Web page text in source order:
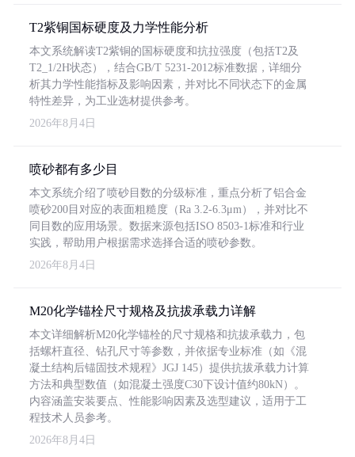
T2紫铜国标硬度及力学性能分析
本文系统解读T2紫铜的国标硬度和抗拉强度（包括T2及
T2_1/2H状态），结合GB/T 5231-2012标准数据，详细分
析其力学性能指标及影响因素，并对比不同状态下的金属
特性差异，为工业选材提供参考。
2026年8月4日
喷砂都有多少目
本文系统介绍了喷砂目数的分级标准，重点分析了铝合金
喷砂200目对应的表面粗糙度（Ra 3.2-6.3μm），并对比不
同目数的应用场景。数据来源包括ISO 8503-1标准和行业
实践，帮助用户根据需求选择合适的喷砂参数。
2026年8月4日
M20化学锚栓尺寸规格及抗拔承载力详解
本文详细解析M20化学锚栓的尺寸规格和抗拔承载力，包
括螺杆直径、钻孔尺寸等参数，并依据专业标准（如《混
凝土结构后锚固技术规程》JGJ 145）提供抗拔承载力计算
方法和典型数值（如混凝土强度C30下设计值约80kN）。
内容涵盖安装要点、性能影响因素及选型建议，适用于工
程技术人员参考。
2026年8月4日